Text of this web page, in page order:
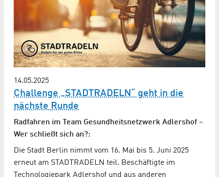
14.05.2025
Challenge „STADTRADELN“ geht in die
nächste Runde
Radfahren im Team Gesundheitsnetzwerk Adlershof –
Wer schließt sich an?:
Die Stadt Berlin nimmt vom 16. Mai bis 5. Juni 2025
erneut am STADTRADELN teil. Beschäftigte im
Technologiepark Adlershof und aus anderen